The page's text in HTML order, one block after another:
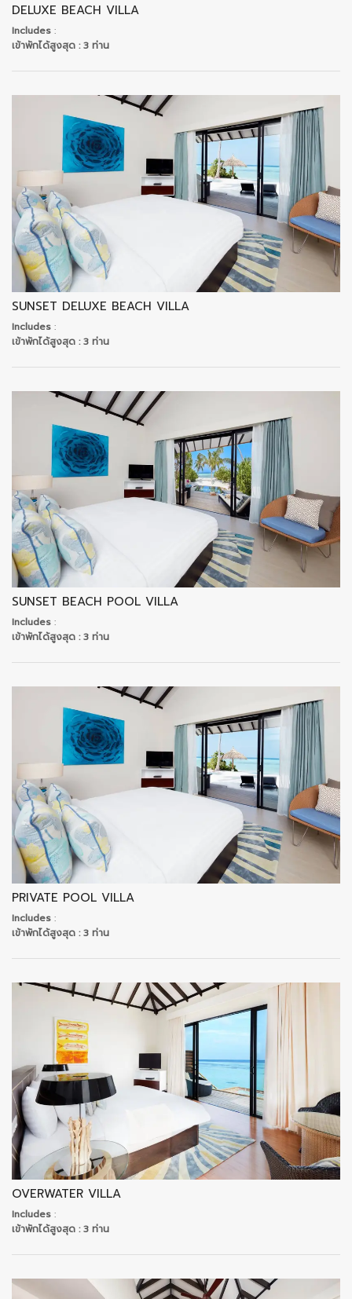
DELUXE BEACH VILLA
Includes :
เข้าพักได้สูงสุด : 3 ท่าน
SUNSET DELUXE BEACH VILLA
Includes :
เข้าพักได้สูงสุด : 3 ท่าน
SUNSET BEACH POOL VILLA
Includes :
เข้าพักได้สูงสุด : 3 ท่าน
PRIVATE POOL VILLA
Includes :
เข้าพักได้สูงสุด : 3 ท่าน
OVERWATER VILLA
Includes :
เข้าพักได้สูงสุด : 3 ท่าน